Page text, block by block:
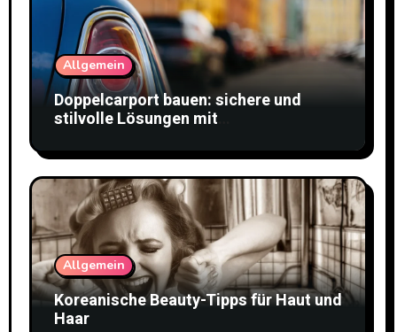
Allgemein
Doppelcarport bauen: sichere und
stilvolle Lösungen mit
Allgemein
Koreanische Beauty-Tipps für Haut und
Haar